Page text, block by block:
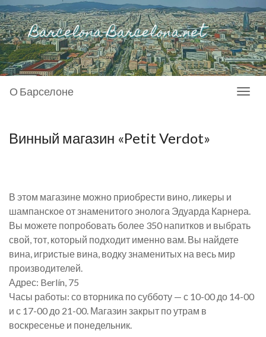
О Барселоне
Винный магазин «Petit Verdot»
В этом магазине можно приобрести вино, ликеры и
шампанское от знаменитого энолога Эдуарда Карнера.
Вы можете попробовать более 350 напитков и выбрать
свой, тот, который подходит именно вам. Вы найдете
вина, игристые вина, водку знаменитых на весь мир
производителей.
Адрес: Berlín, 75
Часы работы: со вторника по субботу — с 10-00 до 14-00
и с 17-00 до 21-00. Магазин закрыт по утрам в
воскресенье и понедельник.